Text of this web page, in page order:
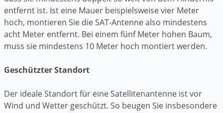
entfernt ist. Ist eine Mauer beispielsweise vier Meter
hoch, montieren Sie die SAT-Antenne also mindestens
acht Meter entfernt. Bei einem fünf Meter hohen Baum,
muss sie mindestens 10 Meter hoch montiert werden.
Geschützter Standort
Der ideale Standort für eine Satellitenantenne ist vor
Wind und Wetter geschützt. So beugen Sie insbesondere